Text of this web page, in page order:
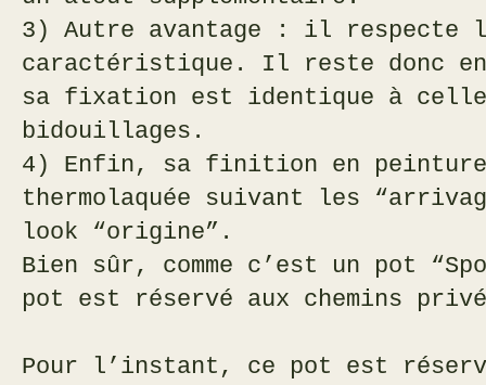
3) Autre avantage : il respecte
caractéristique. Il reste donc
sa fixation est identique à celle
bidouillages.
4) Enfin, sa finition en
thermolaquée suivant les
look “origine”.
Bien sûr, comme c’est un pot
pot est réservé aux chemins
Pour l’instant, ce pot est